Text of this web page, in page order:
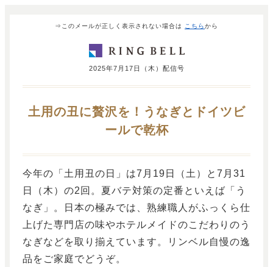
⇒このメールが正しく表示されない場合は こちらから
2025年7月17日（木）配信号
土用の丑に贅沢を！うなぎとドイツビ
ールで乾杯
今年の「土用丑の日」は7月19日（土）と7月31
日（木）の2回。夏バテ対策の定番といえば「う
なぎ」。日本の極みでは、熟練職人がふっくら仕
上げた専門店の味やホテルメイドのこだわりのう
なぎなどを取り揃えています。リンベル自慢の逸
品をご家庭でどうぞ。